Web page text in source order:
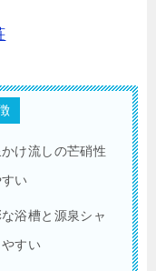
け流しの芒硝性
い
浴槽と源泉シャ
すい